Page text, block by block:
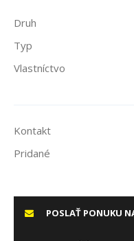
Druh
Typ
Vlastníctvo
Kontakt
Pridané
POSLAŤ PONUKU